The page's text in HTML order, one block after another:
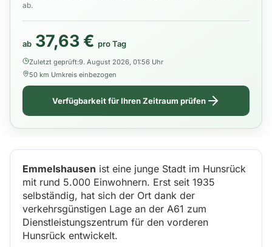
ab.
ab 37,63 € pro Tag
Zuletzt geprüft:9. August 2026, 01:56 Uhr
50 km Umkreis einbezogen
Verfügbarkeit für Ihren Zeitraum prüfen
Emmelshausen ist eine junge Stadt im Hunsrück
mit rund 5.000 Einwohnern. Erst seit 1935
selbständig, hat sich der Ort dank der
verkehrsgünstigen Lage an der A61 zum
Dienstleistungszentrum für den vorderen
Hunsrück entwickelt.